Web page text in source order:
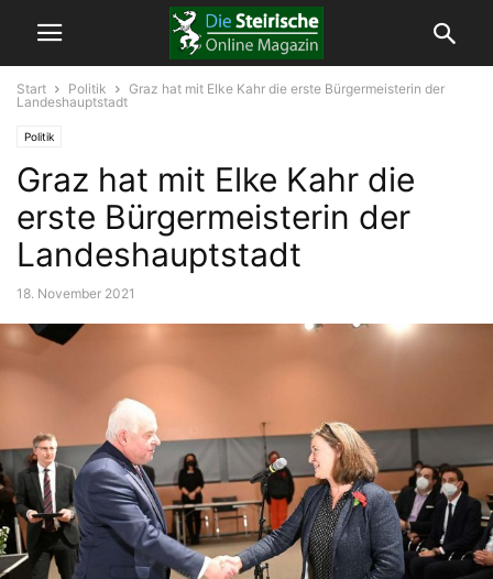
Start Politik
Graz hat mit Elke Kahr die erste Bürgermeisterin der
Landeshauptstadt
Politik
Graz hat mit Elke Kahr die
erste Bürgermeisterin der
Landeshauptstadt
18. November 2021